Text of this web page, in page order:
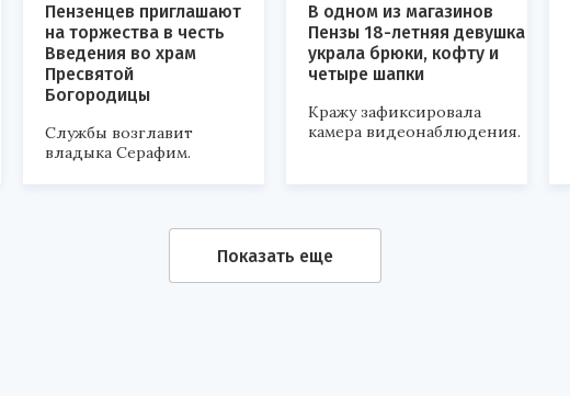
Пензенцев приглашают
на торжества в честь
Введения во храм
Пресвятой
Богородицы
Службы возглавит
владыка Серафим.
В одном из магазинов
Пензы 18-летняя девушка
украла брюки, кофту и
четыре шапки
Кражу зафиксировала
камера видеонаблюдения.
Показать еще